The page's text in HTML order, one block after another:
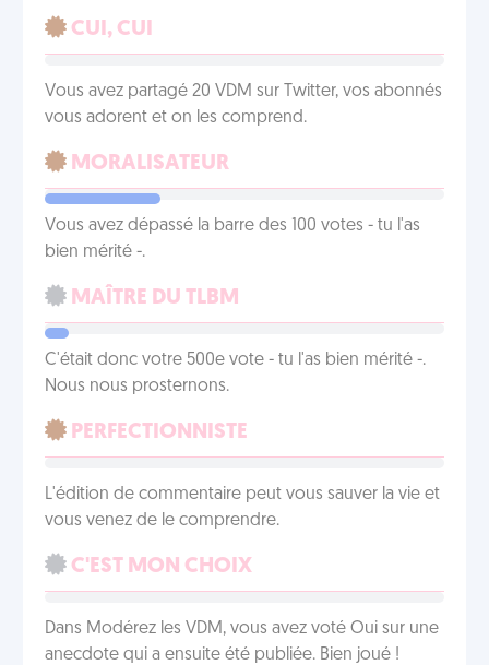
CUI, CUI
Vous avez partagé 20 VDM sur Twitter, vos abonnés
vous adorent et on les comprend.
MORALISATEUR
Vous avez dépassé la barre des 100 votes - tu l'as
bien mérité -.
MAÎTRE DU TLBM
C'était donc votre 500e vote - tu l'as bien mérité -.
Nous nous prosternons.
PERFECTIONNISTE
L'édition de commentaire peut vous sauver la vie et
vous venez de le comprendre.
C'EST MON CHOIX
Dans Modérez les VDM, vous avez voté Oui sur une
anecdote qui a ensuite été publiée. Bien joué !